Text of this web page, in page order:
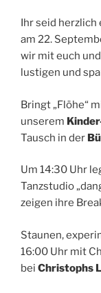
Ihr seid
am 22.
wir mit euch
lustigen und
Bringt „Flöhe“
unserem
Tausch in der
Um 14:30 Uhr
Tanzstudio
zeigen ihre
Staunen,
16:00 Uhr mit
bei Christophs